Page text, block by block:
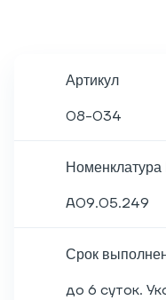
Артикул
08-034
A09.05.249
Срок
до 6 суток.